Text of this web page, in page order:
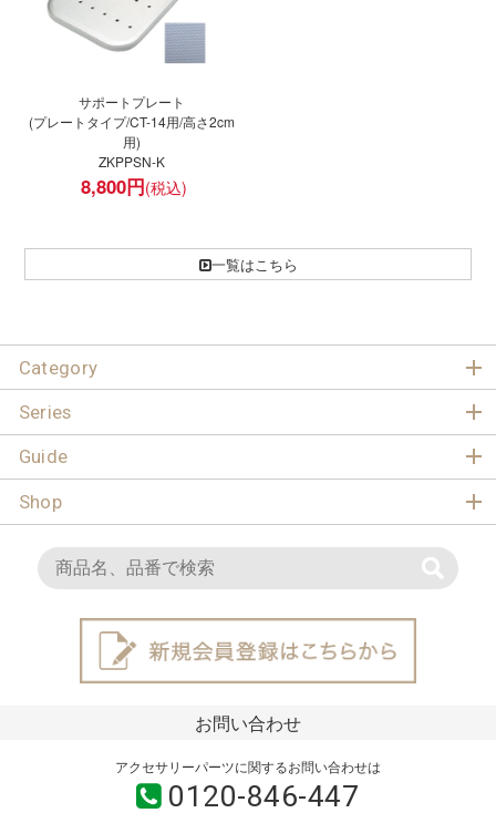
サポートプレート
(プレートタイプ/CT-14用/高さ2cm
用)
ZKPPSN-K
8,800円
一覧はこちら
Category
Series
Guide
Shop
お問い合わせ
アクセサリーパーツに関するお問い合わせは
0120-846-447